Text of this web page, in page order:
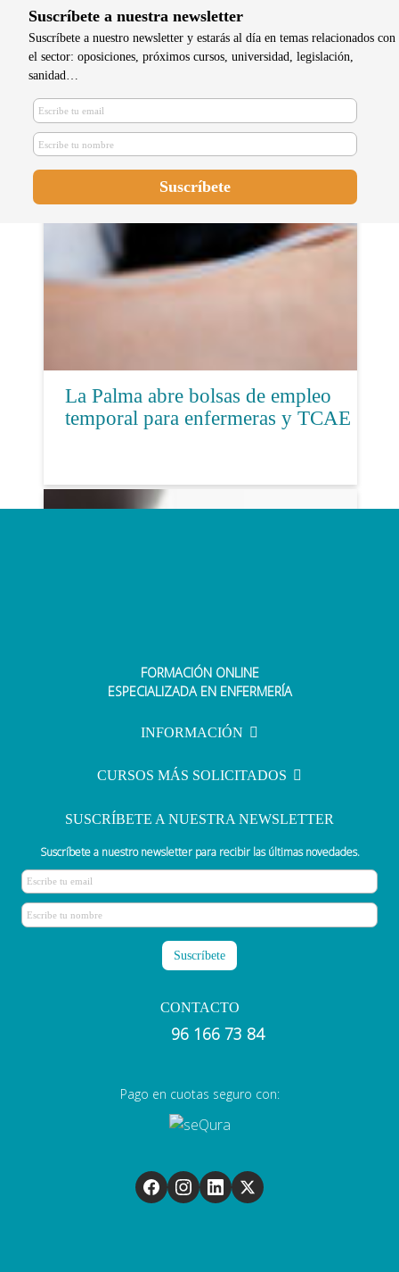
La mejor residente de enfermería
familiar y comunitaria de Alicante
La Palma abre bolsas de empleo
temporal para enfermeras y TCAE
Conoce las fechas de las próximas
Suscríbete a nuestra newsletter
Suscríbete a nuestro newsletter y estarás al día en temas relacionados con
el sector: oposiciones, próximos cursos, universidad, legislación,
sanidad…
FORMACIÓN ONLINE
ESPECIALIZADA EN ENFERMERÍA
INFORMACIÓN
CURSOS MÁS SOLICITADOS
SUSCRÍBETE A NUESTRA NEWSLETTER
Suscríbete a nuestro newsletter para recibir las últimas novedades.
CONTACTO
96 166 73 84
Pago en cuotas seguro con: